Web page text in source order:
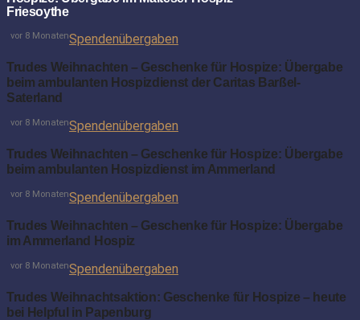
Friesoythe
Spendenübergaben
vor 8 Monaten
Trudes Weihnachten – Geschenke für Hospize: Übergabe
beim ambulanten Hospizdienst der Caritas Barßel-
Saterland
Spendenübergaben
vor 8 Monaten
Trudes Weihnachten – Geschenke für Hospize: Übergabe
beim ambulanten Hospizdienst im Ammerland
Spendenübergaben
vor 8 Monaten
Trudes Weihnachten – Geschenke für Hospize: Übergabe
im Ammerland Hospiz
Spendenübergaben
vor 8 Monaten
Trudes Weihnachtsaktion: Geschenke für Hospize – heute
bei Helpful in Papenburg